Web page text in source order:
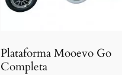
Plataforma Mooevo Go
Completa